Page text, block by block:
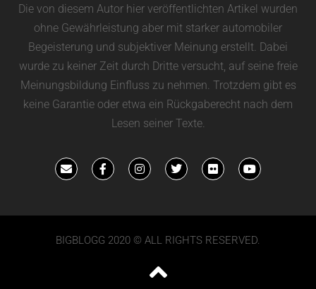
Die von diesem Autor hier veröffentlichten Artikel wurden
ohne Gewährleistung aber mit starker automobiler
Begeisterung und subjektiver Meinung erstellt. Dabei
wurde zu keiner Zeit durch Dritte versucht, auf seine freie
Meinungsbildung Einfluss zu nehmen. Trotzdem gibt es
keine Garantie oder etwa ein Rückgaberecht nach dem
Lesen seiner Texte.
BIGBLOGG 2020 © ALL RIGHTS RESERVED.